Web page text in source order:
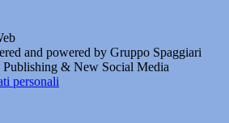
and powered by Gruppo Spaggiari
& New Social Media
personali